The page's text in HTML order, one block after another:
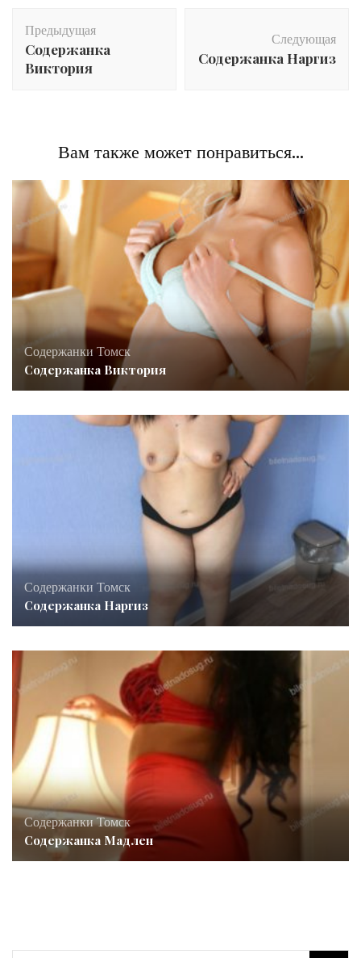
Navigation
Предыдущая
Содержанка
Виктория
Следующая
Содержанка Наргиз
Вам также может понравиться...
Содержанки Томск
Содержанка Виктория
Содержанки Томск
Содержанка Наргиз
Содержанки Томск
Содержанка Мадлен